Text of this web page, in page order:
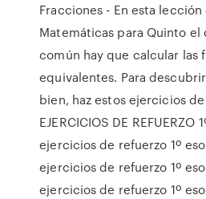
Fracciones - En esta
Matemáticas para Quinto
común hay que calcular las
equivalentes. Para
bien, haz estos ejercicios
EJERCICIOS DE REFUERZO
ejercicios de refuerzo 1º
ejercicios de refuerzo 1º
ejercicios de refuerzo 1º